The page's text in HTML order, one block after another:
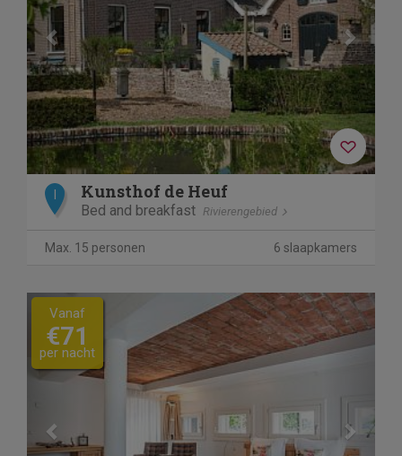
Kunsthof de Heuf
Bed and breakfast Rivierengebied
Max. 15 personen 6 slaapkamers
Previous Next
Vanaf
€71
per nacht